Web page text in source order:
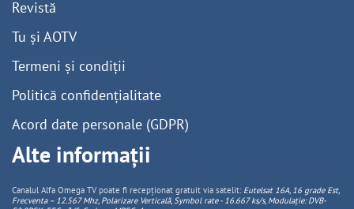
Revistă
Tu și AOTV
Termeni și condiții
Politică confidențialitate
Acord date personale (GDPR)
Alte informații
Canalul Alfa Omega TV poate fi recepționat gratuit via satelit: Eutelsat 16A, 16 grade Est,
Frecventa – 12.567 Mhz, PolarizareVerticală, Symbol rate - 16.667 ks/s, Modulație: DVB-